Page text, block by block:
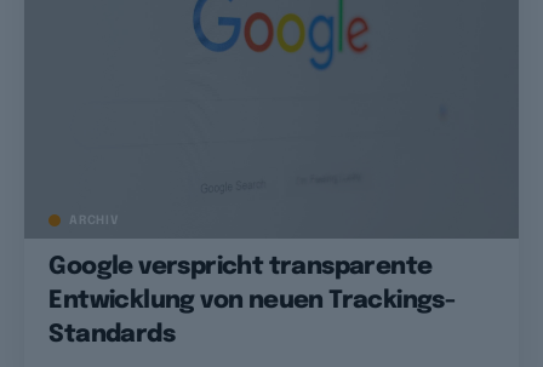
ARCHIV
Google verspricht transparente
Entwicklung von neuen Trackings-
Standards